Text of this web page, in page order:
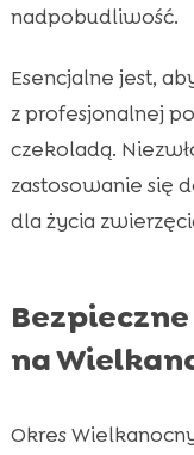
nadpobudliwość.
Esencjalne jest,
z profesjonalnej
czekoladą.
zastosowanie się
dla życia
na
Okres